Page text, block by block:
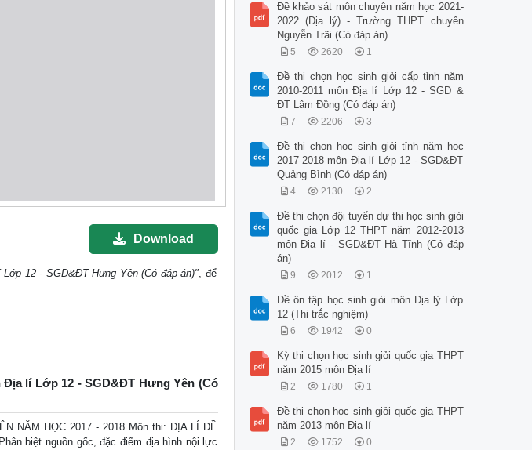
Download
12 - SGD&ĐT Hưng Yên (Có đáp án)", để
lí Lớp 12 - SGD&ĐT Hưng Yên (Có
NĂM HỌC 2017 - 2018 Môn thi: ĐỊA LÍ ĐỀ
biệt nguồn gốc, đặc điểm địa hình nội lực
Đề khảo sát môn chuyên năm học 2021-
2022 (Địa lý) - Trường THPT chuyên
Nguyễn Trãi (Có đáp án)
5 2620 1
Đề thi chọn học sinh giỏi cấp tỉnh năm
2010-2011 môn Địa lí Lớp 12 - SGD &
ĐT Lâm Đồng (Có đáp án)
7 2206 3
Đề thi chọn học sinh giỏi tỉnh năm học
2017-2018 môn Địa lí Lớp 12 - SGD&ĐT
Quảng Bình (Có đáp án)
4 2130 2
Đề thi chọn đội tuyển dự thi học sinh giỏi
quốc gia Lớp 12 THPT năm 2012-2013
môn Địa lí - SGD&ĐT Hà Tĩnh (Có đáp
án)
9 2012 1
Đề ôn tập học sinh giỏi môn Địa lý Lớp
12 (Thi trắc nghiệm)
6 1942 0
Kỳ thi chọn học sinh giỏi quốc gia THPT
năm 2015 môn Địa lí
2 1780 1
Đề thi chọn học sinh giỏi quốc gia THPT
năm 2013 môn Địa lí
2 1752 0